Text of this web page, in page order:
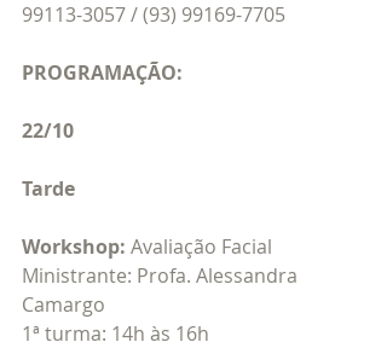
99113-3057 / (93) 99169-7705
PROGRAMAÇÃO:
22/10
Tarde
Workshop: Avaliação Facial
Ministrante: Profa. Alessandra
Camargo
1ª turma: 14h às 16h